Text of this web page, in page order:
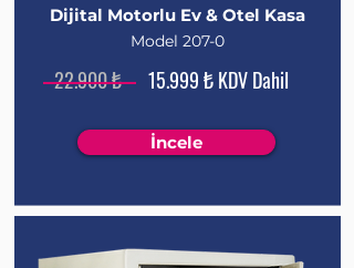
Dijital Motorlu Ev & Otel Kasa
Model 207-0
22.900 ₺ 15.999 ₺ KDV Dahil
İncele